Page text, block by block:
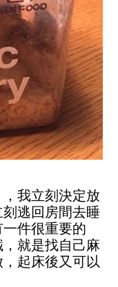
我立刻決定放
逃回房間去睡
件很重要的
就是找自己麻
起床後又可以